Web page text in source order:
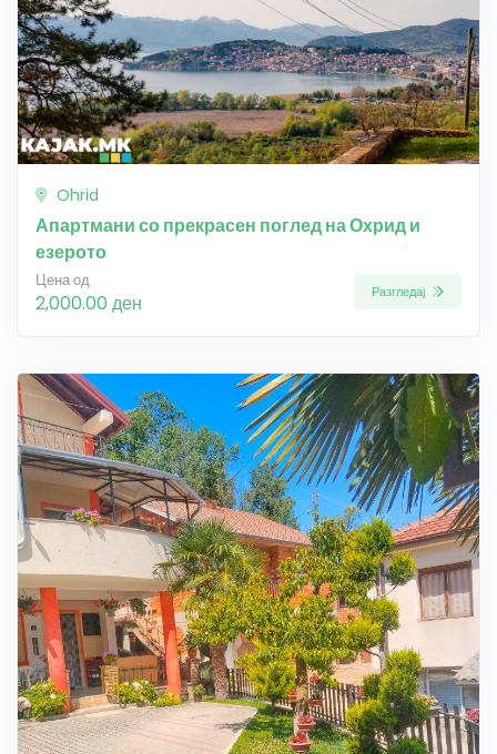
Ohrid
Апартмани со прекрасен поглед на Охрид и
езерото
Цена од
2,000.00 ден Разгледај